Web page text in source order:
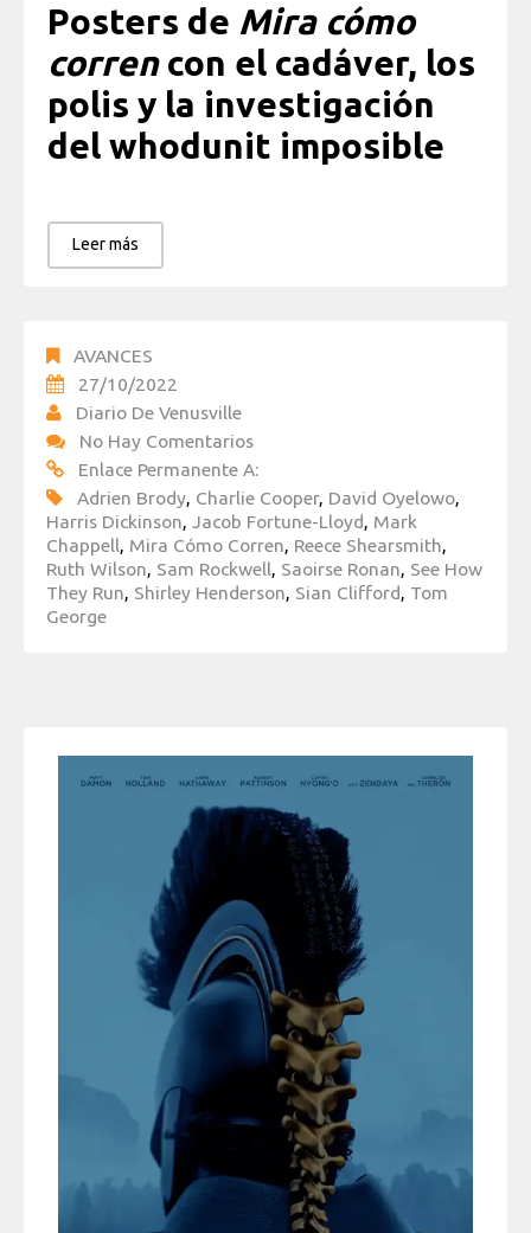
Posters de Mira cómo
correncon el cadáver, los
polis y la investigación
del whodunit imposible
Leer más
AVANCES
27/10/2022
Diario De Venusville
No Hay Comentarios
Enlace Permanente A:
Adrien Brody Charlie Cooper, David Oyelowo
Harris Dickinson
Jacob Fortune-Lloyd Mark
Chappell Mira Cómo Corren Reece Shearsmith
Ruth Wilson Sam Rockwell Saoirse Ronan See How
They Run Shirley Henderson Sian Clifford Tom
George